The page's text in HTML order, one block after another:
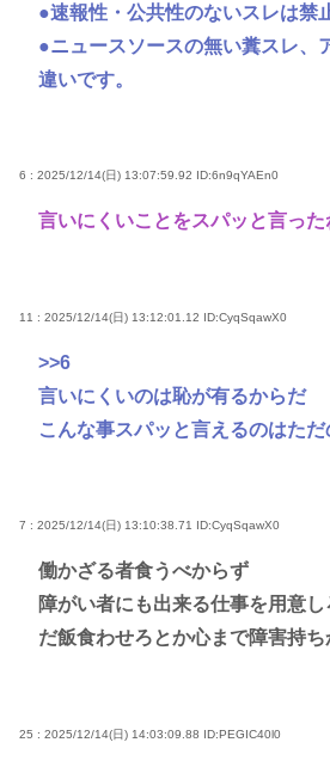
●速報性・公共性のないスレは禁
●ニュースソースの無い糞スレ、
違いです。
6 : 2025/12/14(日) 13:07:59.92 ID:6n9qYAEn0
言いにくいことをスパッと言った
11 : 2025/12/14(日) 13:12:01.12 ID:CyqSqawX0
>>6
言いにくいのは恥が有るからだ
こんな事スパッと言えるのはた
7 : 2025/12/14(日) 13:10:38.71 ID:CyqSqawX0
働かざる者食うべからず
障がい者にも出来る仕事を用意
だ飯食わせろとか心まで障害持ち
25 : 2025/12/14(日) 14:03:09.88 ID:PEGIC40l0